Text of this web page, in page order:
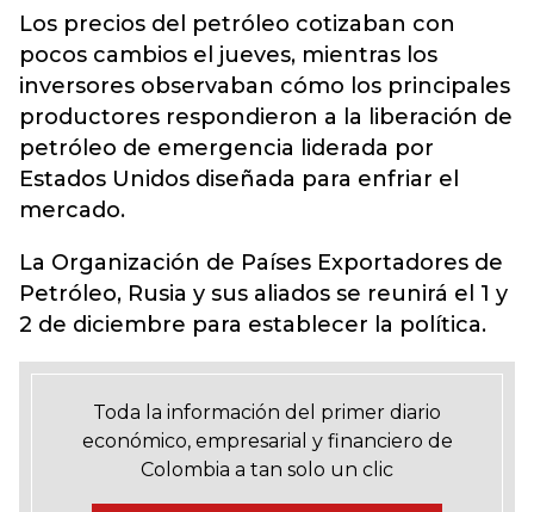
Los precios del petróleo cotizaban con
pocos cambios el jueves, mientras los
inversores observaban cómo los principales
productores respondieron a la liberación de
petróleo de emergencia liderada por
Estados Unidos diseñada para enfriar el
mercado.
La Organización de Países Exportadores de
Petróleo, Rusia y sus aliados se reunirá el 1 y
2 de diciembre para establecer la política.
Toda la información del primer diario
económico, empresarial y financiero de
Colombia a tan solo un clic